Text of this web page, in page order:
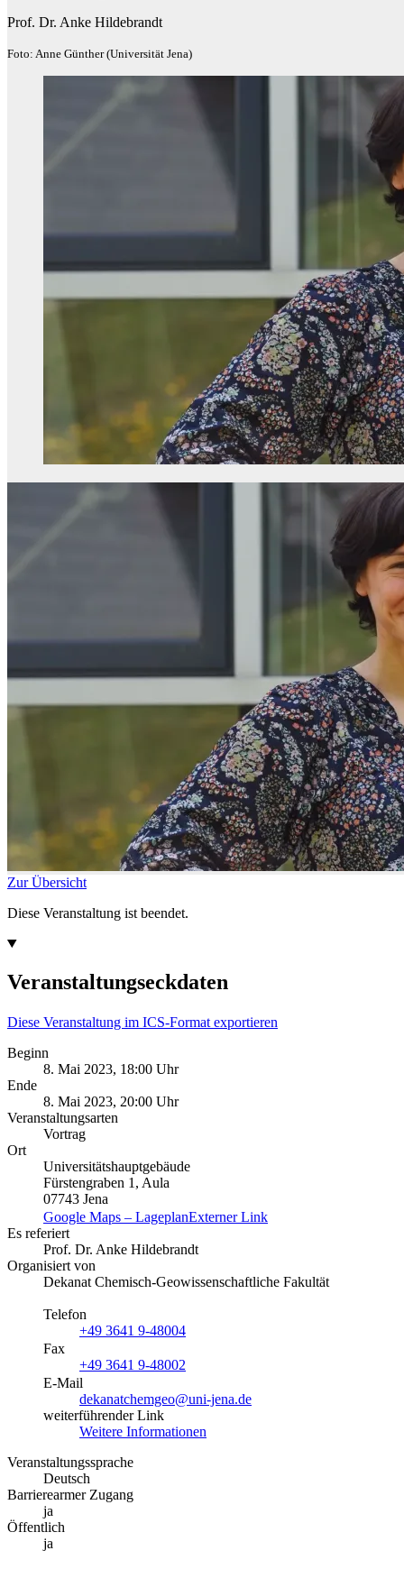
Prof. Dr. Anke Hildebrandt
Foto: Anne Günther (Universität Jena)
Zur Übersicht
Diese Veranstaltung ist beendet.
Veranstaltungseckdaten
Diese Veranstaltung im ICS-Format exportieren
Beginn
8. Mai 2023, 18:00 Uhr
Ende
8. Mai 2023, 20:00 Uhr
Veranstaltungsarten
Vortrag
Ort
Universitätshauptgebäude
Fürstengraben 1, Aula
07743 Jena
Google Maps – LageplanExterner Link
Es referiert
Prof. Dr. Anke Hildebrandt
Organisiert von
Dekanat Chemisch-Geowissenschaftliche Fakultät
Telefon
+49 3641 9-48004
Fax
+49 3641 9-48002
E-Mail
dekanatchemgeo@uni-jena.de
weiterführender Link
Weitere Informationen
Veranstaltungssprache
Deutsch
Barrierearmer Zugang
ja
Öffentlich
ja